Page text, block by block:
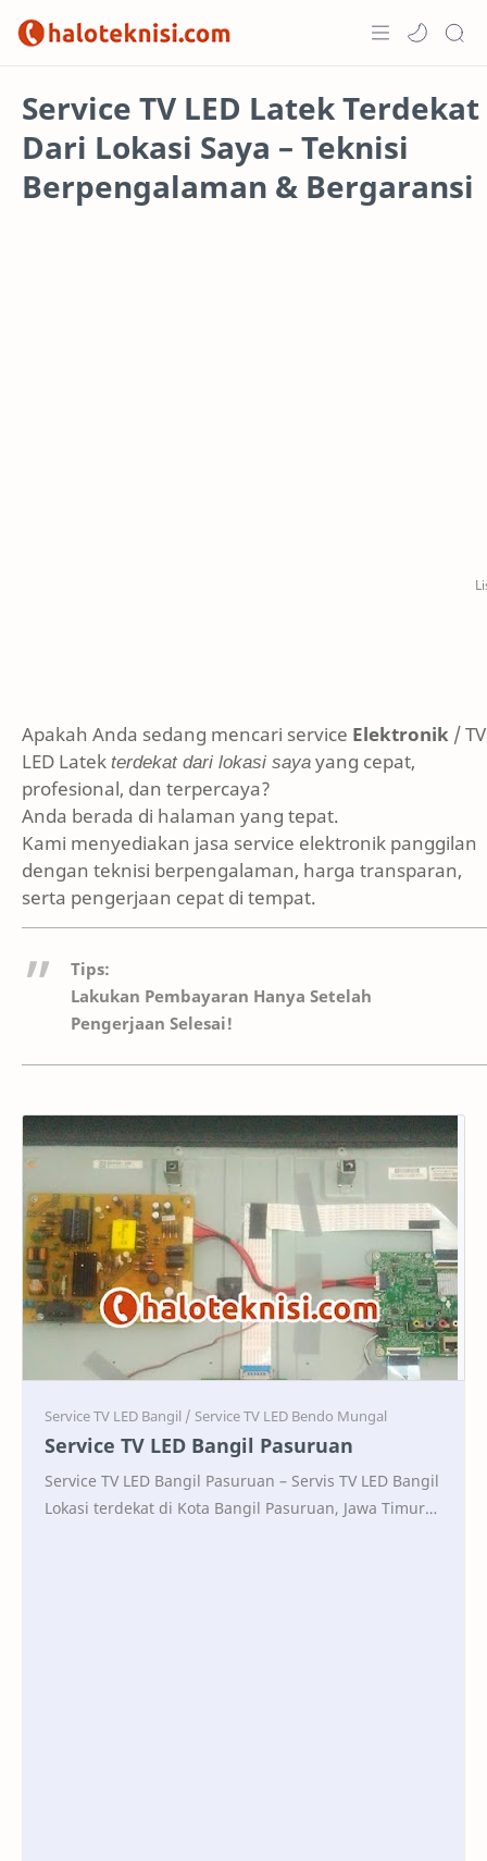
Projects
Service TV LED Latek Terdekat
Dari Lokasi Saya – Teknisi
Berpengalaman & Bergaransi
Apakah Anda sedang mencari service Elektronik / TV
LED Latekterdekat dari lokasi sayayang cepat,
profesional, dan terpercaya?
Anda berada di halaman yang tepat.
Kami menyediakan jasa service elektronik panggilan
dengan teknisi berpengalaman, harga transparan,
serta pengerjaan cepat di tempat.
Tips:
Lakukan Pembayaran Hanya Setelah
Pengerjaan Selesai!
Service Service
Service TV LED Bangil Pasuruan
Service TV LED Bangil Pasuruan – Servis TV LED Bangil
Lokasi terdekat di Kota Bangil Pasuruan, Jawa Timur